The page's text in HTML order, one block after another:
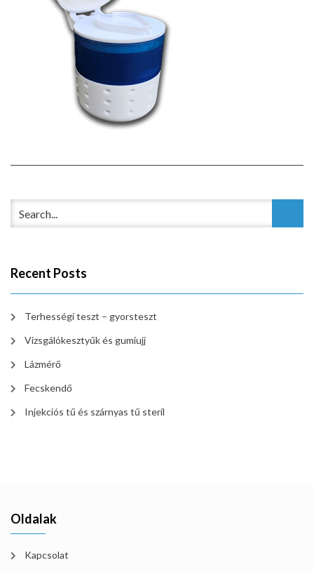
Recent Posts
Terhességi teszt – gyorsteszt
Vizsgálókesztyűk és gumiujj
Lázmérő
Fecskendő
Injekciós tű és szárnyas tű steril
Oldalak
Kapcsolat